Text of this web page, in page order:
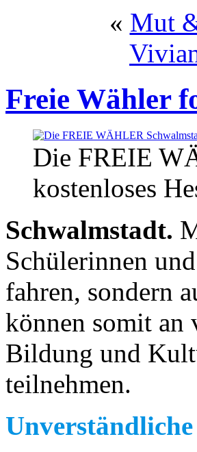
« Mut
Freie Wähler
Die FREIE
kostenloses
Schwalmstadt.
Schülerinnen
fahren, sondern
können somit an
Bildung und
teilnehmen.